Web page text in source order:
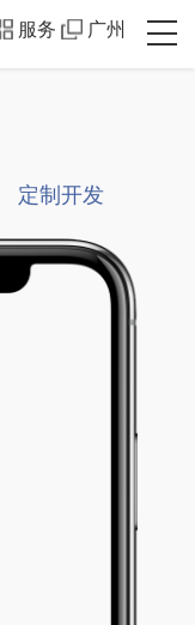
服务 广州
定制开发